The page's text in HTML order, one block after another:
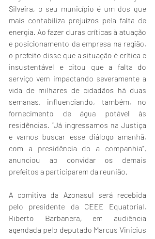
Silveira, o seu município é um dos que
mais contabiliza prejuízos pela falta de
energia. Ao fazer duras críticas à atuação
e posicionamento da empresa na região,
o prefeito disse que a situação é crítica e
insustentável e citou que a falta do
serviço vem impactando severamente a
vida de milhares de cidadãos há duas
semanas, influenciando, também, no
fornecimento de água potável às
residências. “Já ingressamos na Justiça
e vamos buscar esse diálogo amanhã,
com a presidência do a companhia”,
anunciou ao convidar os demais
prefeitos a participarem da reunião.
A comitiva da Azonasul será recebida
pelo presidente da CEEE Equatorial,
Riberto Barbanera, em audiência
agendada pelo deputado Marcus Vinicius